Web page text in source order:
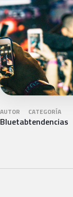
AUTOR
Bluetab
CATEGORÍA
tendencias